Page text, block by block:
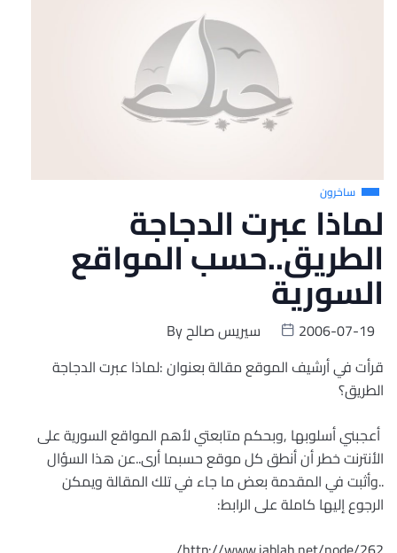
ساخرون
لماذا عبرت الدجاجة
الطريق..حسب المواقع
السورية
Byسيريس صالح
2006-07-19
قرأت في أرشيف الموقع مقالة بعنوان :لماذا عبرت الدجاجة
الطريق؟
أعجبني أسلوبها ,وبحكم متابعتي لأهم المواقع السورية على
الأنترنت خطر أن أنطق كل موقع حسبما أرى..عن هذا السؤال
..وأثبت في المقدمة بعض ما جاء في تلك المقالة ويمكن
الرجوع إليها كاملة على الرابط: